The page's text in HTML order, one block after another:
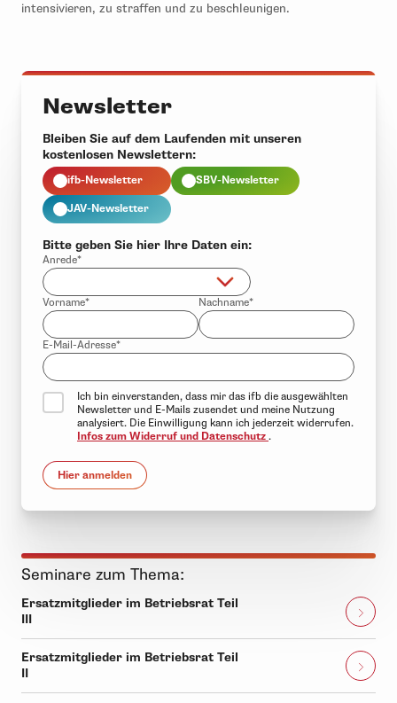
intensivieren, zu straffen und zu beschleunigen.
Newsletter
Bleiben Sie auf dem Laufenden mit unseren
kostenlosen Newslettern:
ifb-Newsletter SBV-Newsletter
JAV-Newsletter
Bitte geben Sie hier Ihre Daten ein:
Anrede*
Vorname* Nachname*
E-Mail-Adresse*
Ich bin einverstanden, dass mir das ifb die ausgewählten
Newsletter und E-Mails zusendet und meine Nutzung
analysiert. Die Einwilligung kann ich jederzeit widerrufen.
Infos zum Widerruf und Datenschutz .
Hier anmelden
Seminare zum Thema:
Ersatzmitglieder im Betriebsrat Teil
III
Ersatzmitglieder im Betriebsrat Teil
II